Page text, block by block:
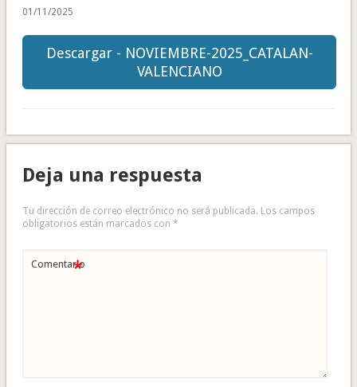
01/11/2025
Descargar - NOVIEMBRE-2025_CATALAN-
VALENCIANO
Deja una respuesta
Tu dirección de correo electrónico no será publicada. Los campos
obligatorios están marcados con *
Comentario
*